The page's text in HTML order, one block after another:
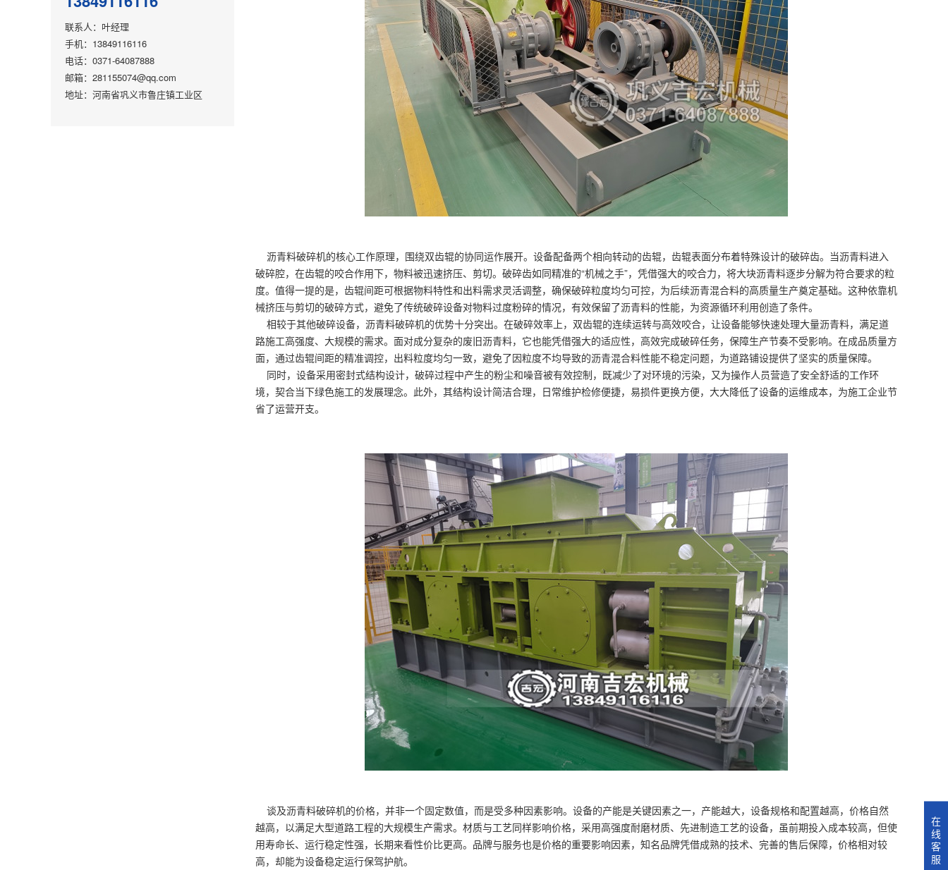
联系人：叶经理
手机：13849116116
电话：0371-64087888
邮箱：281155074@qq.com
地址：河南省巩义市鲁庄镇工业区
沥青料破碎机的核心工作原理，围绕双齿辊的协同运作展开。设备配备两个相向转动的齿辊，齿辊表面分布着特殊设计的破碎齿。当沥青料进入
破碎腔，在齿辊的咬合作用下，物料被迅速挤压、剪切。破碎齿如同精准的“机械之手”，凭借强大的咬合力，将大块沥青料逐步分解为符合要求的粒
度。值得一提的是，齿辊间距可根据物料特性和出料需求灵活调整，确保破碎粒度均匀可控，为后续沥青混合料的高质量生产奠定基础。这种依靠机
械挤压与剪切的破碎方式，避免了传统破碎设备对物料过度粉碎的情况，有效保留了沥青料的性能，为资源循环利用创造了条件。
相较于其他破碎设备，沥青料破碎机的优势十分突出。在破碎效率上，双齿辊的连续运转与高效咬合，让设备能够快速处理大量沥青料，满足道
路施工高强度、大规模的需求。面对成分复杂的废旧沥青料，它也能凭借强大的适应性，高效完成破碎任务，保障生产节奏不受影响。在成品质量方
面，通过齿辊间距的精准调控，出料粒度均匀一致，避免了因粒度不均导致的沥青混合料性能不稳定问题，为道路铺设提供了坚实的质量保障。
同时，设备采用密封式结构设计，破碎过程中产生的粉尘和噪音被有效控制，既减少了对环境的污染，又为操作人员营造了安全舒适的工作环
境，契合当下绿色施工的发展理念。此外，其结构设计简洁合理，日常维护检修便捷，易损件更换方便，大大降低了设备的运维成本，为施工企业节
省了运营开支。
谈及沥青料破碎机的价格，并非一个固定数值，而是受多种因素影响。设备的产能是关键因素之一，产能越大，设备规格和配置越高，价格自然
越高，以满足大型道路工程的大规模生产需求。材质与工艺同样影响价格，采用高强度耐磨材质、先进制造工艺的设备，虽前期投入成本较高，但使
用寿命长、运行稳定性强，长期来看性价比更高。品牌与服务也是价格的重要影响因素，知名品牌凭借成熟的技术、完善的售后保障，价格相对较
高，却能为设备稳定运行保驾护航。
在
线
客
服